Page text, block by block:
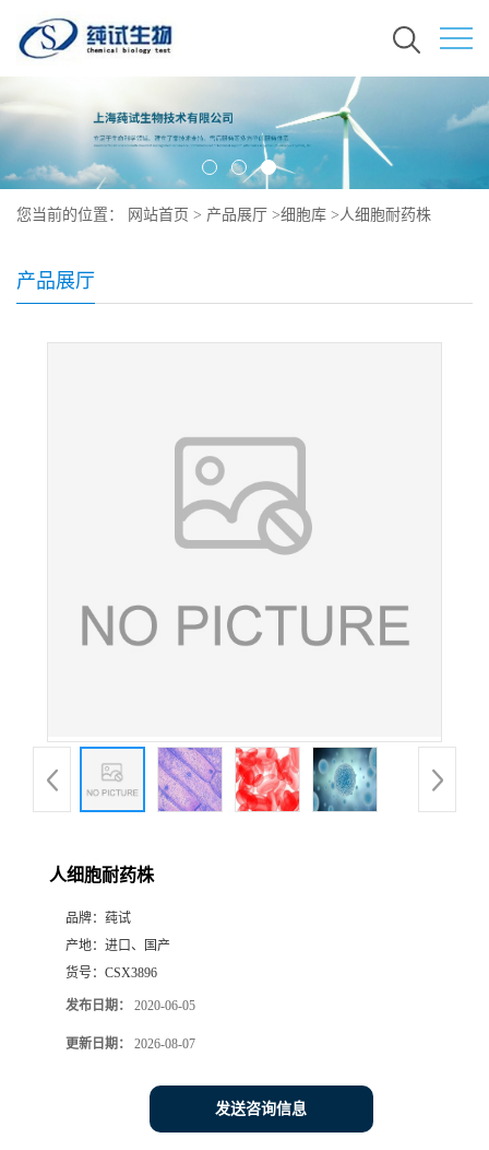
您当前的位置： 网站首页 > 产品展厅 >细胞库 >人细胞耐药株
产品展厅
人细胞耐药株
品牌： 莼试
产地： 进口、国产
货号： CSX3896
发布日期： 2020-06-05
更新日期： 2026-08-07
发送咨询信息